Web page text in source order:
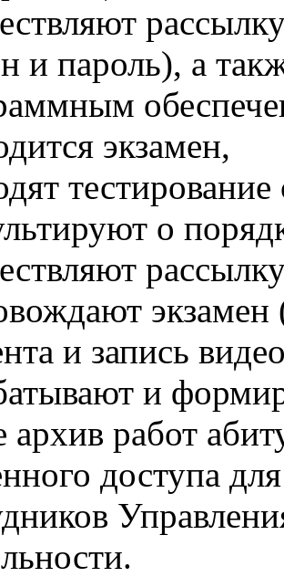
и пароль), а
экзамен,
о
экзамен
и запись
и
архив работ
доступа